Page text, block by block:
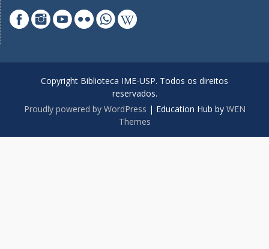
Copyright Biblioteca IME-USP. Todos os direitos
reservados.
Proudly powered by WordPress | Education Hub by WEN
Themes